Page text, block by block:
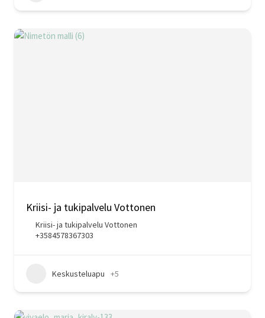
Kriisi- ja tukipalvelu Vottonen
Kriisi- ja tukipalvelu Vottonen
+3584578367303
Keskusteluapu +5